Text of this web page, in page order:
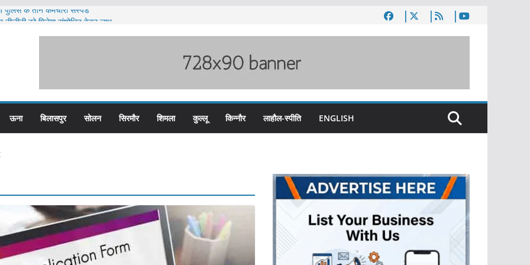
पुलिस के तीन कर्मचारी सस्पेंड
स्तरीय स्वतंत्रता दिवस समारोह
ऊना बिलासपुर सोलन सिरमौर शिमला कुल्लू किन्नौर लाहौल-स्पीति ENGLISH